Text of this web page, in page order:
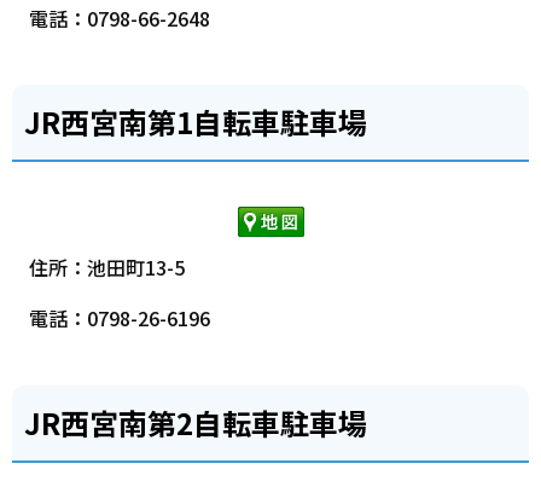
電話：0798-66-2648
JR西宮南第1自転車駐車場
住所：池田町13-5
電話：0798-26-6196
JR西宮南第2自転車駐車場